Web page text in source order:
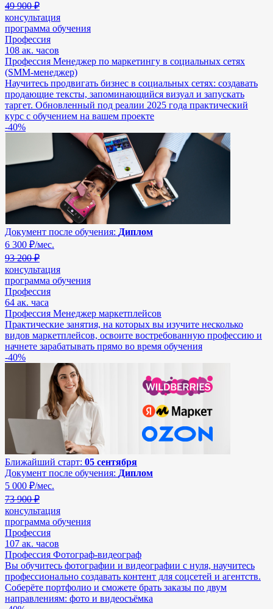
49 900 ₽
консультация
программа обучения
Профессия
108 ак. часов
Профессия Менеджер по маркетингу в социальных сетях
(SMM-менеджер)
Научитесь продвигать бизнес в социальных сетях: создавать
продающие тексты, запоминающийся визуал и запускать
таргет. Обновленный под реалии 2025 года практический
курс с обучением на вашем проекте
-40%
Документ после обучения: Диплом
6 300 ₽/мес.
93 200 ₽
консультация
программа обучения
Профессия
64 ак. часа
Профессия Менеджер маркетплейсов
Практические занятия, на которых вы изучите несколько
видов маркетплейсов, освоите востребованную профессию и
начнете зарабатывать прямо во время обучения
-40%
Ближайший старт: 05 сентября
Документ после обучения: Диплом
5 000 ₽/мес.
73 900 ₽
консультация
программа обучения
Профессия
107 ак. часов
Профессия Фотограф-видеограф
Вы обучитесь фотографии и видеографии с нуля, научитесь
профессионально создавать контент для соцсетей и агентств.
Соберёте портфолио и сможете брать заказы по двум
направлениям: фото и видеосъёмка